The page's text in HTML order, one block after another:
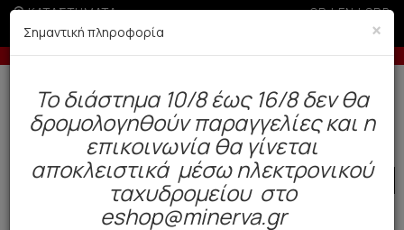
ΚΑΤΑΣΤΗΜΑΤΑ GR|EN|SRB
άνω των 200€ Έως 6 άτοκες δόσεις
Δωρεάν αποστολή άνω των 49€. Παράδοση σε 3-5 εργάσιμες.
Γυναίκα Εσώρουχα Everyday Σλιπ
SALE
×
Σημαντική πληροφορία
To διάστημα 10/8 έως 16/8 δεν θα
δρομολογηθούν παραγγελίες και η
επικοινωνία θα γίνεται
αποκλειστικά μέσω ηλεκτρονικού
ταχυδρομείου στο
eshop@minerva.gr